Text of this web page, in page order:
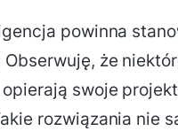
powinna
że
swoje
rozwiązania nie